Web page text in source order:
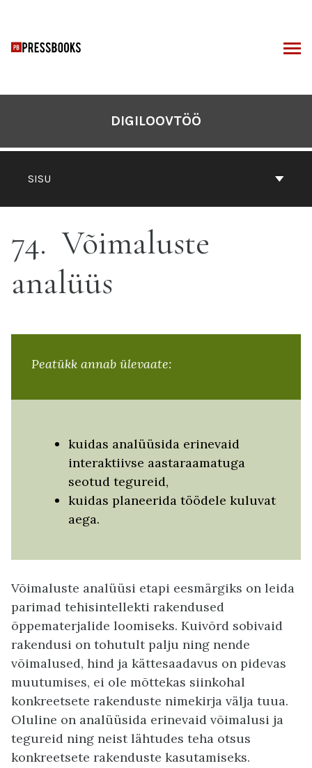
juurde
SISU
DIGILOOVTÖÖ
74 Võimaluste
analüüs
Peatükk annab ülevaate:
kuidas analüüsida erinevaid
interaktiivse aastaraamatuga
seotud tegureid,
kuidas planeerida töödele kuluvat
aega.
Võimaluste analüüsi etapi eesmärgiks on leida
parimad tehisintellekti rakendused
õppematerjalide loomiseks. Kuivõrd sobivaid
rakendusi on tohutult palju ning nende
võimalused, hind ja kättesaadavus on pidevas
muutumises, ei ole mõttekas siinkohal
konkreetsete rakenduste nimekirja välja tuua.
Oluline on analüüsida erinevaid võimalusi ja
tegureid ning neist lähtudes teha otsus
konkreetsete rakenduste kasutamiseks.